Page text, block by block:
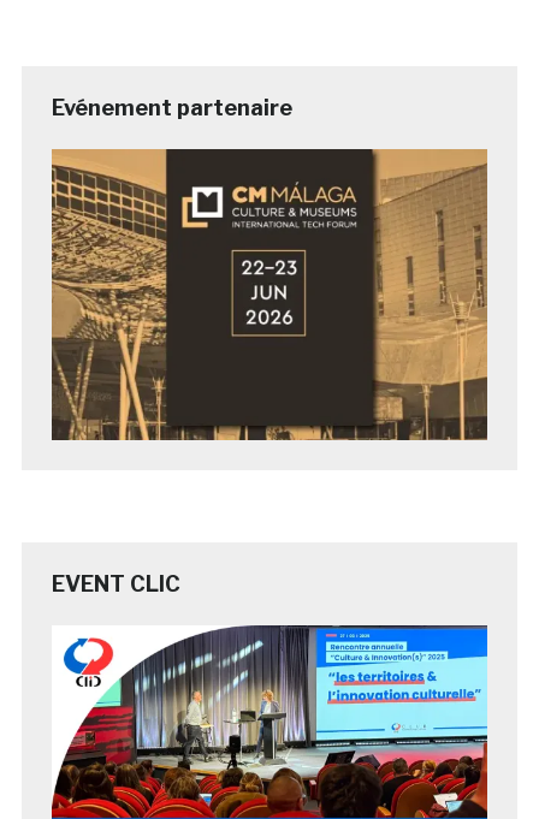
Evénement partenaire
EVENT CLIC